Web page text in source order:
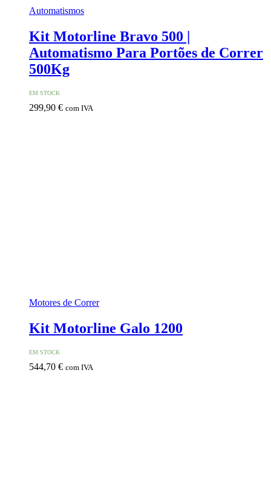
Automatismos
Kit Motorline Bravo 500 |
Automatismo Para Portões de Correr
500Kg
EM STOCK
299,90 € com IVA
Motores de Correr
Kit Motorline Galo 1200
EM STOCK
544,70 € com IVA